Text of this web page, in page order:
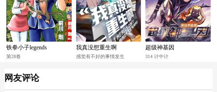
铁拳小子legends
第28卷
我真没想重生啊
感觉有不好的事情发生
超级神基因
314 计中计
网友评论